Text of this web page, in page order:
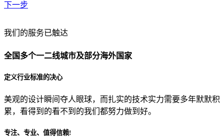
下一步
贵公司预算范围是？
贵公司的团队规模是？
目前主要的营销渠道是？
我们的服务已触达
全国多个一二线城市及部分海外国家
定义行业标准的决心
美观的设计瞬间夺人眼球，而扎实的技术实力需要多年默默积
累，看得到的看不到的我们都努力做到好。
专注、专业、值得信赖!